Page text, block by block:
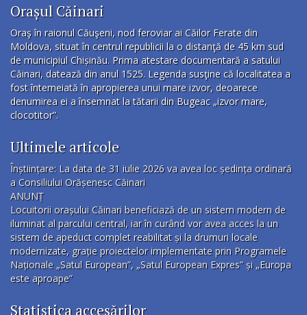
Orașul Căinari
Oraş în raionul Căuşeni, nod feroviar ai Căilor Ferate din
Moldova, situat în centrul republicii la o distanţă de 45 km sud
de municipiul Chișinău. Prima atestare documentară a satului
Căinari, datează din anul 1525. Legenda susţine că localitatea a
fost întemeiată în apropierea unui mare izvor, deoarece
denumirea ei a însemnat la tătarii din Bugeac „izvor mare,
clocotitor”.
Ultimele articole
Înștiințare: La data de 31 iulie 2026 va avea loc ședința ordinară
a Consiliului Orășenesc Căinari
ANUNȚ
Locuitorii orașului Căinari beneficiază de un sistem modern de
iluminat al parcului central, iar în curând vor avea acces la un
sistem de apeduct complet reabilitat și la drumuri locale
modernizate, grație proiectelor implementate prin Programele
Naționale „Satul European”, „Satul European Expres” și „Europa
este aproape”
Statistica accesărilor